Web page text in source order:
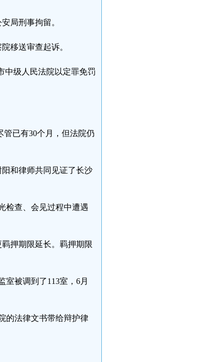
局刑事拘留。
移送审查起诉。
中级人民法院以定罪免罚
管已有30个月，但法院仍
和律师共同见证了长沙
检查、会见过程中遭遇
押期限延长。羁押期限
室被调到了113室，6月
的法律文书带给辩护律